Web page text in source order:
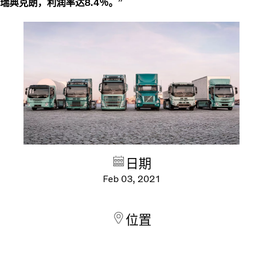
瑞典克朗，利润率达8.4％。”
日期
Feb 03, 2021
位置